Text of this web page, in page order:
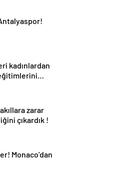
kadınlardan
zarar
çıkardık !
Monaco’dan